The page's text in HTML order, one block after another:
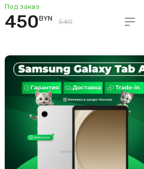
Tab A9 Wi-Fi SM-X110
4GB/64GB (темно-синий)
Под заказ
450BYN 540